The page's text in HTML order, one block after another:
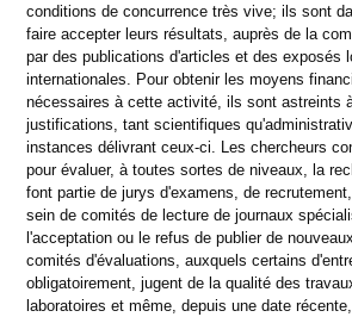
conditions de concurrence très vive; ils sont
faire accepter leurs résultats, auprès de la
par des publications d'articles et des exposés
internationales. Pour obtenir les moyens
nécessaires à cette activité, ils sont astreints
justifications, tant scientifiques
instances délivrant ceux-ci. Les chercheurs
pour évaluer, à toutes sortes de niveaux, la
font partie de jurys d'examens, de
sein de comités de lecture de journaux
l'acceptation ou le refus de publier de
comités d'évaluations, auxquels certains
obligatoirement, jugent de la qualité des
laboratoires et même, depuis une date